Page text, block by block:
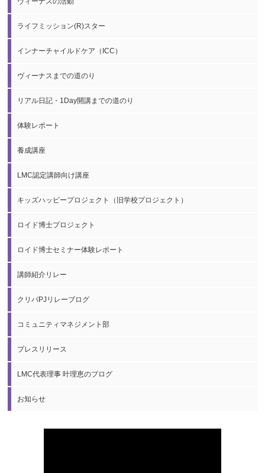
ライフミッション(R)スター
インナーチャイルドケア（ICC）
ヴィーナスまでの道のり
リアル日記・1Day開講までの道のり
体験レポート
養成講座
LMC認定講師向け講座
キッズハッピープロジェクト（旧学校プロジェクト）
ロイド博士プロジェクト
ロイド博士セミナー体験レポート
講師紹介リレー
クリパPJリレーブログ
コミュニティマネジメント部
プレスリリース
LMC代表理事 叶理恵のブログ
お知らせ